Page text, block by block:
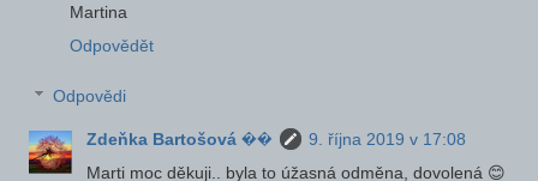
Martina
Odpovědět
Odpovědi
Zdeňka Bartošová ��
9. října 2019 v 17:08
Marti moc děkuji.. byla to úžasná odměna, dovolená 😊